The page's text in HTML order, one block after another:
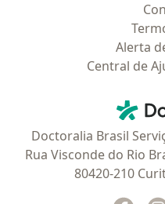
Alerta
Central de
Doctoralia Brasil
Rua Visconde do Rio
80420-210